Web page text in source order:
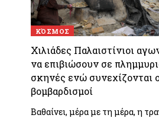
ΚΌΣΜΟΣ
Χιλιάδες Παλαιστίνιοι
να επιβιώσουν σε
σκηνές ενώ συνεχίζονται
βομβαρδισμοί
Βαθαίνει, μέρα με τη μέρα, η